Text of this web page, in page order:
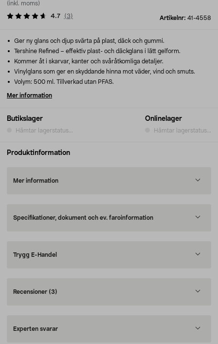
(inkl. moms)
Artikelnr: 41-4558
4.7 (3)
Butikslager
Hämtar lagerstatus...
Onlinelager
Hämtar lagerstatus...
Ger ny glans och djup svärta på plast, däck och gummi.
Tershine Refined – effektiv plast- och däckglans i lätt gelform.
Kommer åt i skarvar, kanter och svåråtkomliga detaljer.
Vinylglans som ger en skyddande hinna mot väder, vind och smuts.
Volym: 500 ml. Tillverkad utan PFAS.
Mer information
Produktinformation
Mer information
Specifikationer, dokument och ev. faroinformation
Trygg E-Handel
Recensioner (3)
Experten svarar